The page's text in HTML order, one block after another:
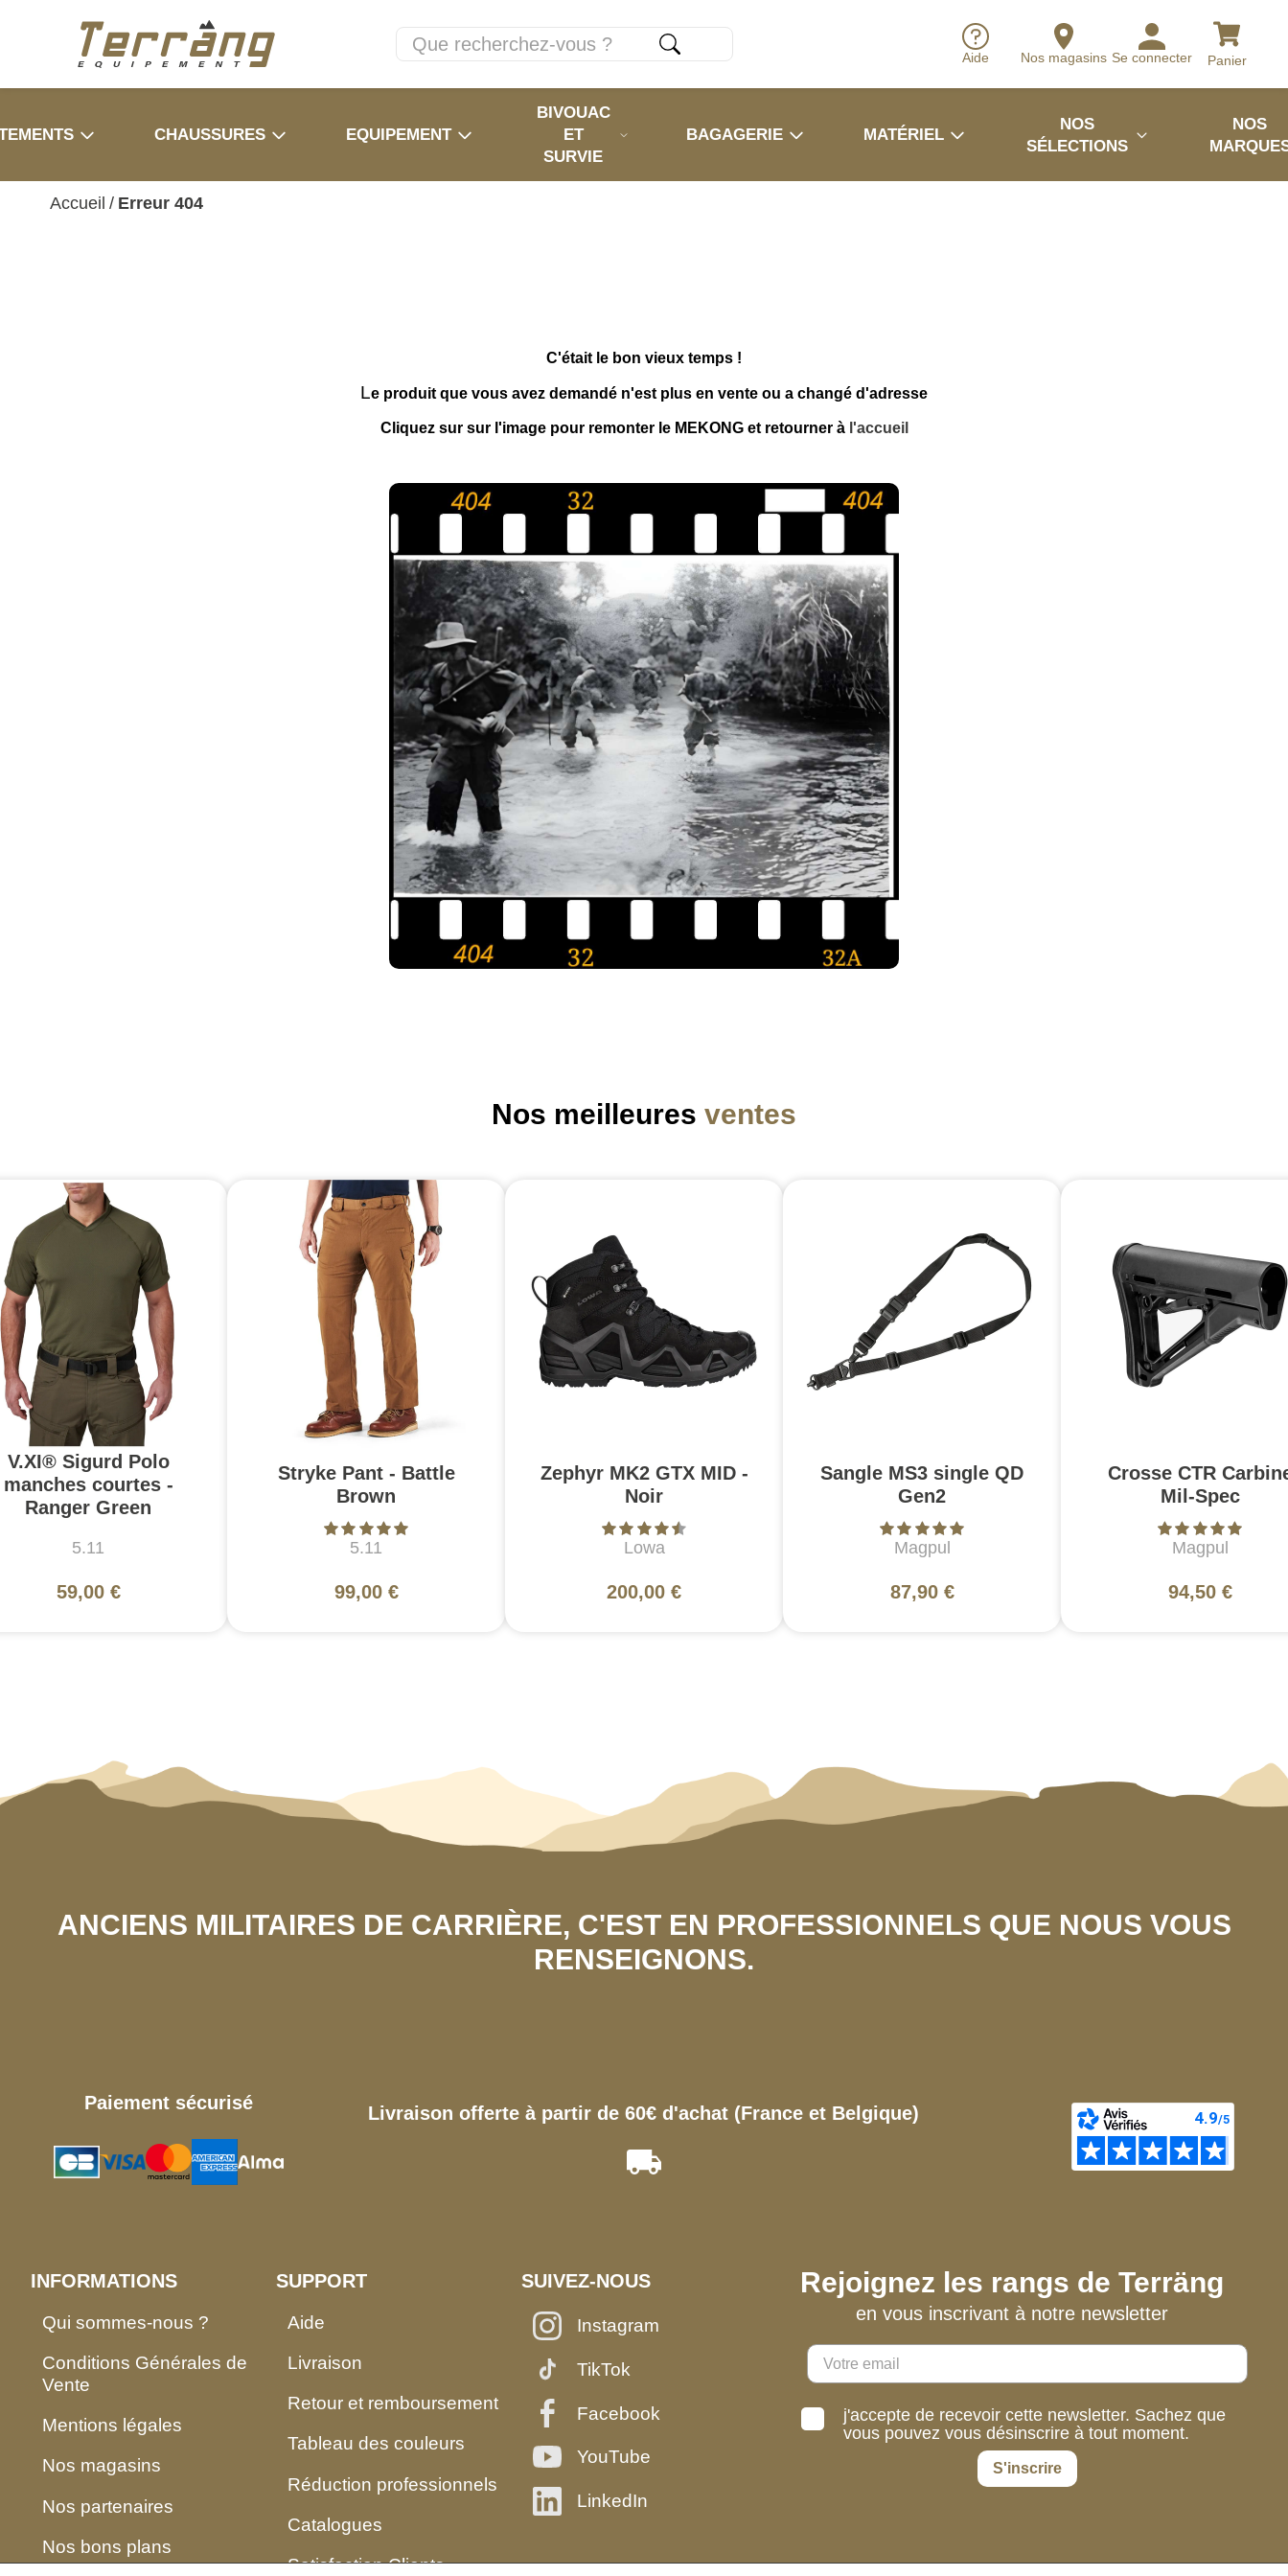
Aide Nos magasins Se connecter Panier
CHAUSSURES EQUIPEMENT
BIVOUAC
ET
SURVIE
BAGAGERIE MATÉRIEL
NOS
SÉLECTIONS
NOS
Accueil / Erreur 404
C'était le bon vieux temps !
Le produit que vous avez demandé n'est plus en vente ou a changé d'adresse
Cliquez sur sur l'image pour remonter le MEKONG et retourner à l'accueil
Nos meilleures ventes
V.XI® Sigurd Polo
manches courtes -
Ranger Green
5.11
59,00 €
Stryke Pant - Battle
Brown
5.11
99,00 €
Zephyr MK2 GTX MID -
Noir
Lowa
200,00 €
Sangle MS3 single QD
Gen2
Magpul
87,90 €
Crosse CTR
Mil-Spec
Magpul
94,50 €
ANCIENS MILITAIRES DE CARRIÈRE, C'EST EN PROFESSIONNELS QUE NOUS VOUS
RENSEIGNONS.
Paiement sécurisé Livraison offerte à partir de 60€ d'achat (France et Belgique)
INFORMATIONS
Qui sommes-nous ?
Conditions Générales de
Vente
Mentions légales
Nos magasins
Nos partenaires
Nos bons plans
SUPPORT
Aide
Livraison
Retour et remboursement
Tableau des couleurs
Réduction professionnels
Catalogues
Satisfaction Clients
SUIVEZ-NOUS
Instagram
TikTok
Facebook
YouTube
LinkedIn
Rejoignez les rangs de Terräng
en vous inscrivant à notre newsletter
j'accepte de recevoir cette newsletter. Sachez que
vous pouvez vous désinscrire à tout moment.
S'inscrire